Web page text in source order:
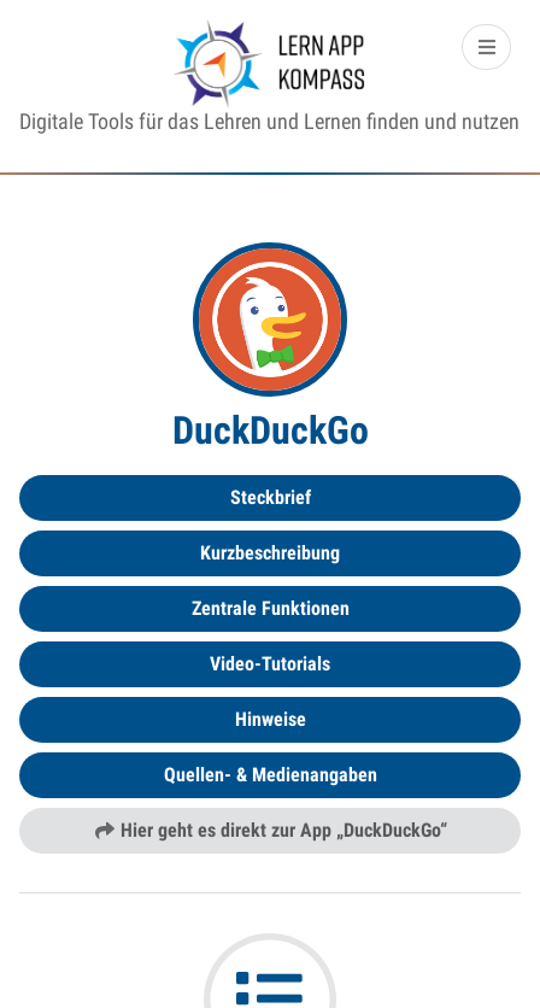
Digitale Tools für das Lehren und Lernen finden und nutzen
DuckDuckGo
Steckbrief
Kurzbeschreibung
Zentrale Funktionen
Video-Tutorials
Hinweise
Quellen- & Medienangaben
Hier geht es direkt zur App „DuckDuckGo“